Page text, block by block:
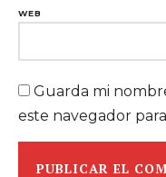
WEB
Guarda mi
este navegador